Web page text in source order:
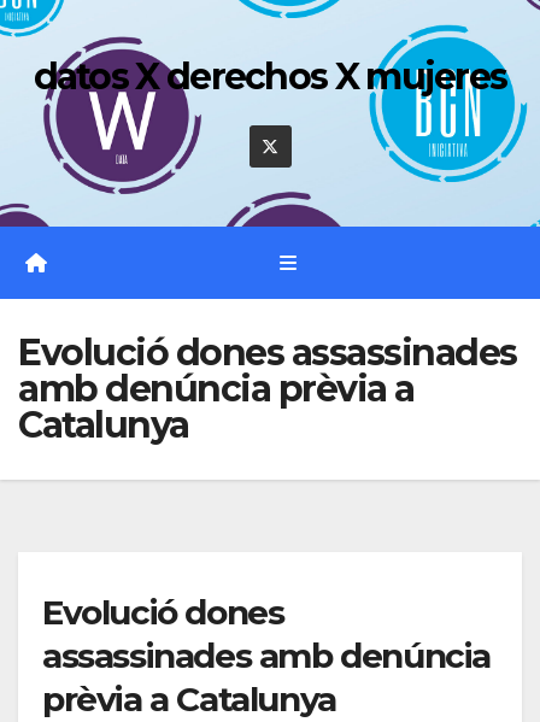
Saltar
contenido
datos X derechos X mujeres
Evolució dones assassinades
amb denúncia prèvia a
Catalunya
Evolució dones
assassinades amb denúncia
prèvia a Catalunya